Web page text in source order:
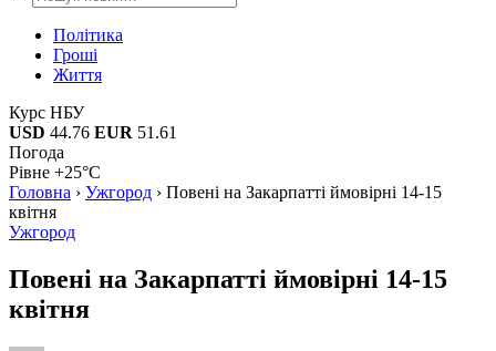
Політика
Гроші
Життя
Курс НБУ
USD 44.76 EUR 51.61
Погода
Рівне +25°C
Головна › Ужгород › Повені на Закарпатті ймовірні 14-15
квітня
Ужгород
Повені на Закарпатті ймовірні 14-15
квітня